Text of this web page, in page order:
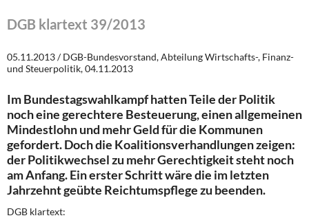
Themen
Leitlinien linker Wirtschafts- und Finanzpolitik
Steuer- und Finanzpolitik
Öffentliche Infrastruktur und Daseinsvorsorge
Eurokrise und Griechenland
DIE LINKE
DGB klartext 39/2013
05.11.2013 / DGB-Bundesvorstand, Abteilung Wirtschafts-, Finanz-
und Steuerpolitik, 04.11.2013
Im Bundestagswahlkampf hatten Teile der Politik
noch eine gerechtere Besteuerung, einen allgemeinen
Mindestlohn und mehr Geld für die Kommunen
gefordert. Doch die Koalitionsverhandlungen zeigen:
der Politikwechsel zu mehr Gerechtigkeit steht noch
am Anfang. Ein erster Schritt wäre die im letzten
Jahrzehnt geübte Reichtumspflege zu beenden.
DGB klartext: